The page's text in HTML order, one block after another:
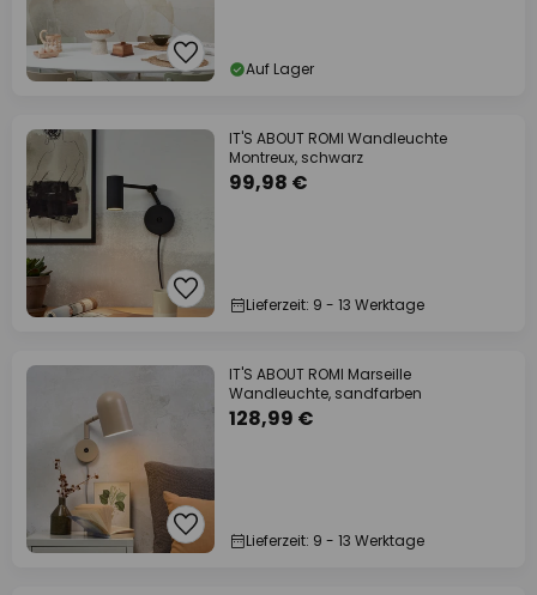
Auf Lager
IT'S ABOUT ROMI Wandleuchte
Montreux, schwarz
99,98 €
Lieferzeit: 9 - 13 Werktage
IT'S ABOUT ROMI Marseille
Wandleuchte, sandfarben
128,99 €
Lieferzeit: 9 - 13 Werktage